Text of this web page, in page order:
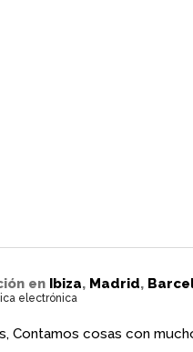
en Ibiza, Madrid,
electrónica
Contamos cosas con